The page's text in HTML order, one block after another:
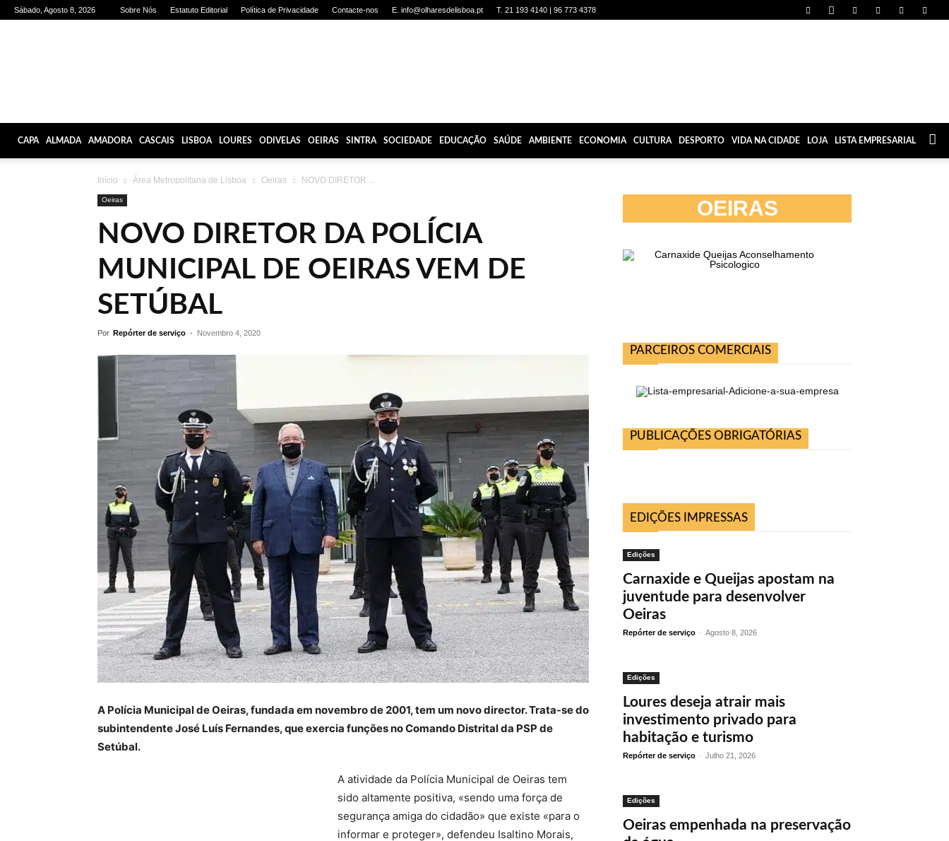
Sábado, Agosto 8, 2026 Sobre Nós Estatuto Editorial Política de Privacidade Contacte-nos E. info@olharesdelisboa.pt T. 21 193 4140 | 96 773 4378
CAPA ALMADA AMADORA CASCAIS LISBOA LOURES ODIVELAS OEIRAS SINTRA SOCIEDADE EDUCAÇÃO SAÚDE AMBIENTE ECONOMIA CULTURA DESPORTO VIDA NA CIDADE LOJA LISTA EMPRESARIAL
Início Área Metropolitana de Lisboa Oeiras NOVO DIRETOR ...
Oeiras
NOVO DIRETOR DA POLÍCIA
MUNICIPAL DE OEIRAS VEM DE
SETÚBAL
Por Repórter de serviço - Novembro 4, 2020
A Polícia Municipal de Oeiras, fundada em novembro de 2001, tem um novo director. Trata-se do
subintendente José Luís Fernandes, que exercia funções no Comando Distrital da PSP de
Setúbal.
A atividade da Polícia Municipal de Oeiras tem
sido altamente positiva, «sendo uma força de
segurança amiga do cidadão» que existe «para o
informar e proteger», defendeu Isaltino Morais,
OEIRAS
PARCEIROS COMERCIAIS
PUBLICAÇÕES OBRIGATÓRIAS
EDIÇÕES IMPRESSAS
Edições
Carnaxide e Queijas apostam na
juventude para desenvolver
Oeiras
Repórter de serviço - Agosto 8, 2026
Edições
Loures deseja atrair mais
investimento privado para
habitação e turismo
Repórter de serviço - Julho 21, 2026
Edições
Oeiras empenhada na preservação